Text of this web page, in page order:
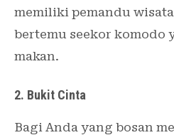
memiliki pemandu
bertemu seekor komodo
makan.
2. Bukit Cinta
Bagi Anda yang bosan